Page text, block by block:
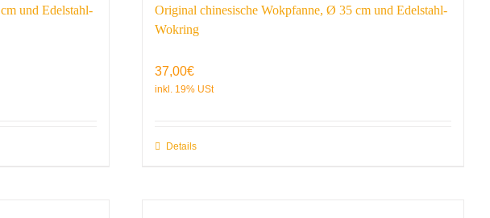
und Edelstahl-
Original chinesische Wokpfanne, Ø 35 cm und Edelstahl-
Wokring
37,00€
Details